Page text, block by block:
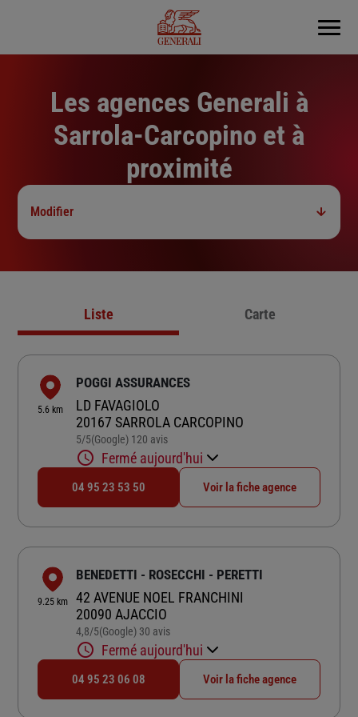
Menu
Les agences Generali à
Sarrola-Carcopino et à
proximité
Modifier
Liste Carte
5.6 km
POGGI ASSURANCES
LD FAVAGIOLO
20167 SARROLA CARCOPINO
5/5Note de 5 sur 5
(Google) 120 avis
Fermé aujourd'hui
04 95 23 53 50 Voir la fiche agence
9.25 km
BENEDETTI - ROSECCHI - PERETTI
42 AVENUE NOEL FRANCHINI
20090 AJACCIO
4,8/5Note de 4.8 sur 5
(Google) 30 avis
Fermé aujourd'hui
04 95 23 06 08 Voir la fiche agence